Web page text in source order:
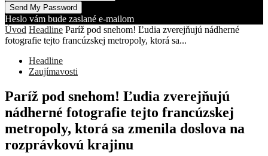
Heslo vám bude zaslané e-mailom
Úvod Headline Paríž pod snehom! Ľudia zverejňujú nádherné
fotografie tejto francúzskej metropoly, ktorá sa...
Headline
Zaujímavosti
Paríž pod snehom! Ľudia zverejňujú
nádherné fotografie tejto francúzskej
metropoly, ktorá sa zmenila doslova na
rozprávkovú krajinu